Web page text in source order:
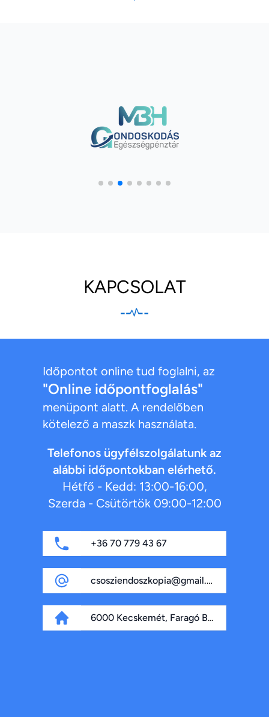
KAPCSOLAT
Időpontot online tud foglalni, az
"Online időpontfoglalás"
menüpont alatt. A rendelőben
kötelező a maszk használata.
Telefonos ügyfélszolgálatunk az
alábbi időpontokban elérhető.
Hétfő - Kedd: 13:00-16:00,
Szerda - Csütörtök 09:00-12:00
+36 70 779 43 67
csosziendoszkopia@gmail.com
6000 Kecskemét, Faragó Béla fasor 4